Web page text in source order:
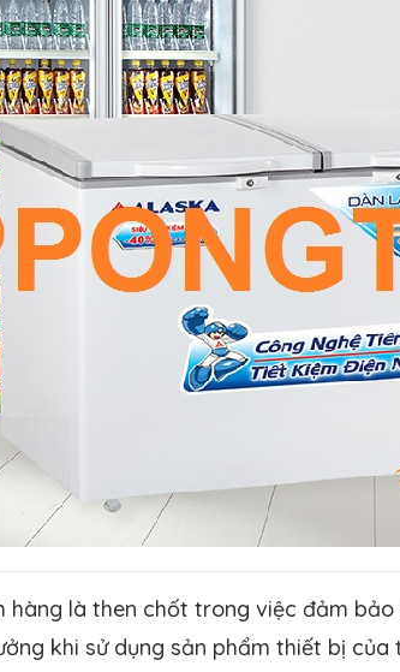
hàng là then chốt trong việc đảm
khi sử dụng sản phẩm thiết bị